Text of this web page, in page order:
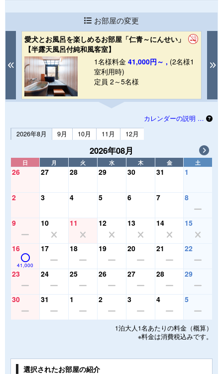
お部屋の変更
Previous
愛犬とお風呂を楽しめるお部屋「仁青～にんせい」
【半露天風呂付純和風客室】
1名様料金 41,000円～ , (2名様1
室利用時)
定員 2～5名様
カレンダーの説明 …
2026年8月
9月 10月 11月 12月
2026年08月
日 月 火 水 木 金 土
26 27 28 29 30 31 1
2 3 4 5 6 7 8
9 10 11 12 13 14 15
16
41,000
17 18 19 20 21 22
23 24 25 26 27 28 29
30 31 1 2 3 4 5
1泊大人1名あたりの料金（概算）
※料金は消費税込みです。
選択されたお部屋の紹介